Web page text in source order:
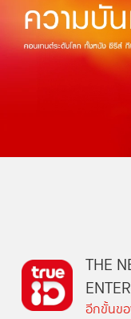
THE
อีกขั้นข